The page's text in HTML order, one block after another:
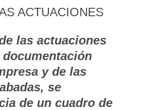
ACTUACIONES
las actuaciones
y de las
se
de un cuadro de